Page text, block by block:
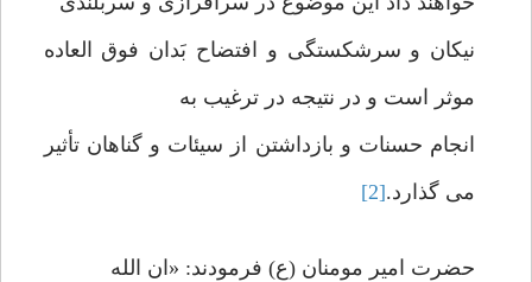
نیکان و سرشکستگی و افتضاح بَدان فوق العاده
موثر است و در نتیجه در ترغیب به
انجام حسنات و بازداشتن از سیئات و گناهان تأثیر
می گذارد.[2]
حضرت امیر مومنان (ع) فرمودند: «ان الله